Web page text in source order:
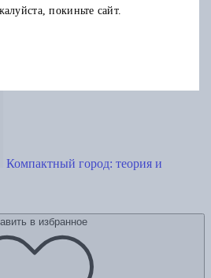
Компактный город: теория и
в избранное
покиньте сайт.